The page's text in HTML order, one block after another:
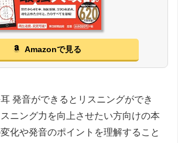
Amazonで見る
発音ができるとリスニングができ
ニング力を向上させたい方向けの本
化や発音のポイントを理解すること